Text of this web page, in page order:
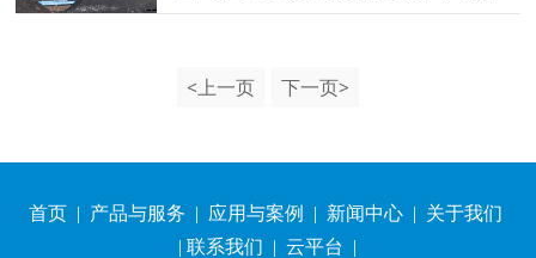
实时分析和处理，来实现煤炭设备的智能运
<上一页 下一页>
首页 | 产品与服务 | 应用与案例 | 新闻中心 | 关于我们
| 联系我们 | 云平台 |